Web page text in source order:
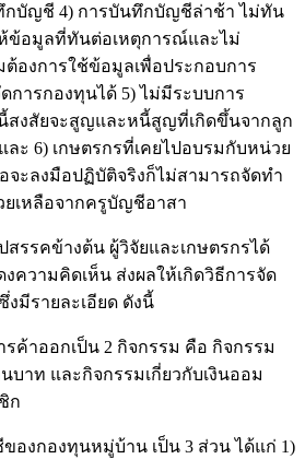
กบัญชี 4) การบันทึกบัญชีล่าช้า ไม่ทัน
ข้อมูลที่ทันต่อเหตุการณ์และไม่
องการใช้ข้อมูลเพื่อประกอบการ
การกองทุนได้ 5) ไม่มีระบบการ
สงสัยจะสูญและหนี้สูญที่เกิดขึ้นจากลูก
ะ 6) เกษตรกรที่เคยไปอบรมกับหน่วย
จะลงมือปฏิบัติจริงก็ไม่สามารถจัดทำ
เหลือจากครูบัญชีอาสา
คข้างต้น ผู้วิจัยและเกษตรกรได้
ความคิดเห็น ส่งผลให้เกิดวิธีการจัด
มีรายละเอียด ดังนี้
ออกเป็น 2 กิจกรรม คือ กิจกรรม
บาท และกิจกรรมเกี่ยวกับเงินออม
ก
องทุนหมู่บ้าน เป็น 3 ส่วน ได้แก่ 1)